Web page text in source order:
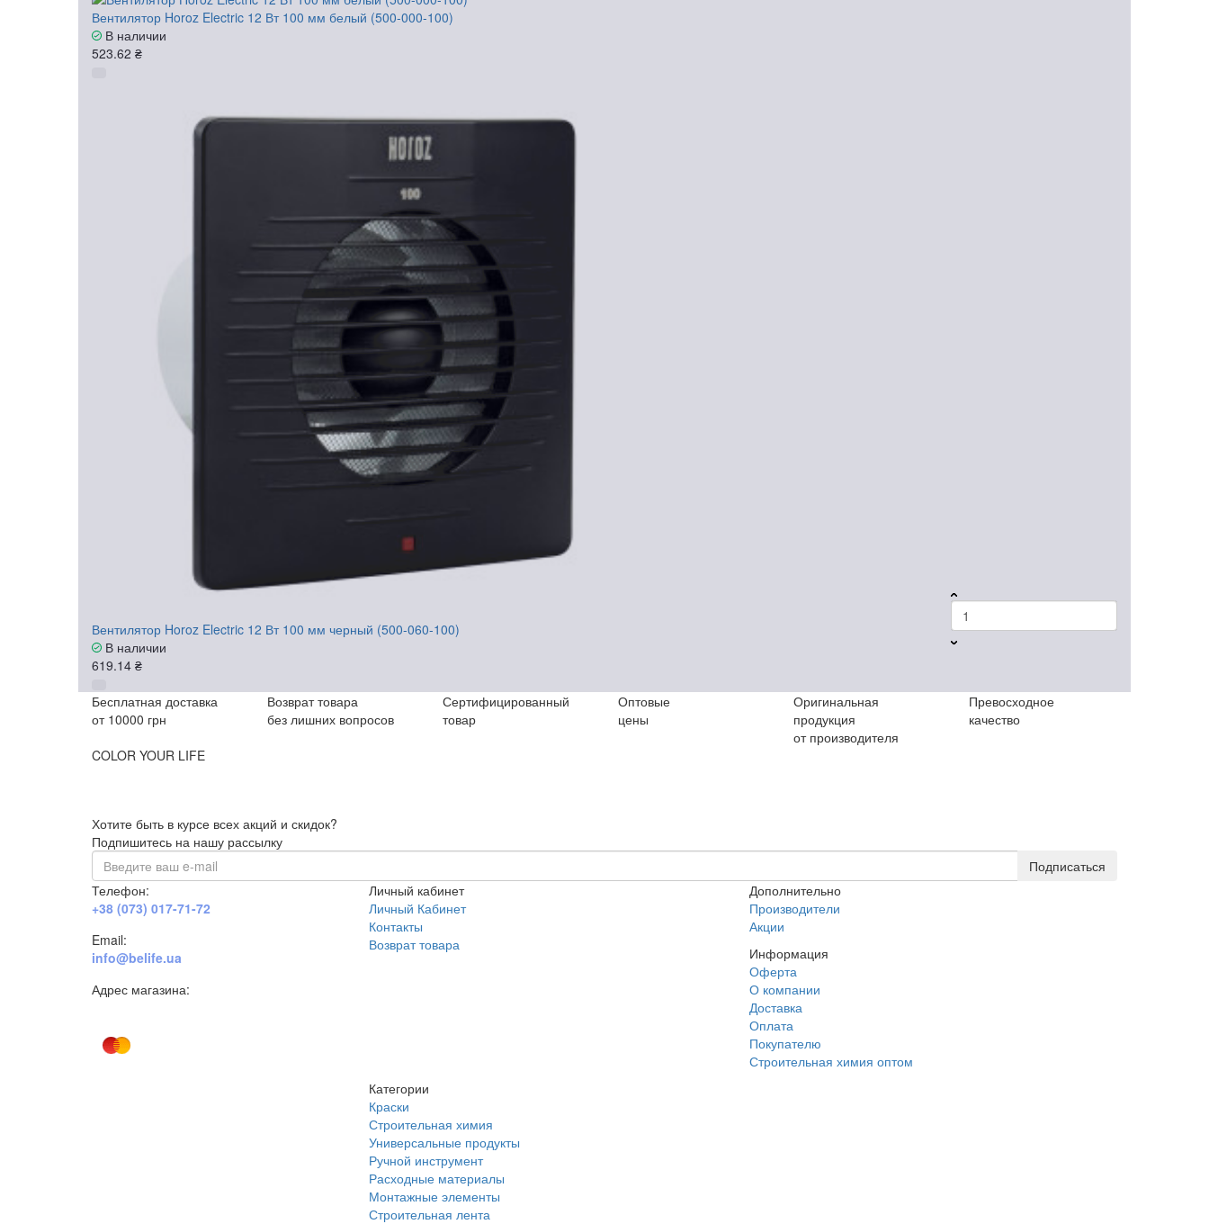
Вентилятор Horoz Electric 12 Вт 100 мм белый (500-000-100)
В наличии
523.62 ₴
Вентилятор Horoz Electric 12 Вт 100 мм черный (500-060-100)
В наличии
619.14 ₴
Бесплатная доставка
от 10000 грн
Возврат товара
без лишних вопросов
Сертифицированный
товар
Оптовые
цены
Оригинальная
продукция
от производителя
Превосходное
качество
COLOR YOUR LIFE
Хотите быть в курсе всех акций и скидок?
Подпишитесь на нашу рассылку
Подписаться
Телефон:
+38 (073) 017-71-72
Email:
info@belife.ua
Адрес магазина:
Личный кабинет
Личный Кабинет
Контакты
Возврат товара
Дополнительно
Производители
Акции
Информация
Оферта
О компании
Доставка
Оплата
Покупателю
Строительная химия оптом
Категории
Краски
Строительная химия
Универсальные продукты
Ручной инструмент
Расходные материалы
Монтажные элементы
Строительная лента